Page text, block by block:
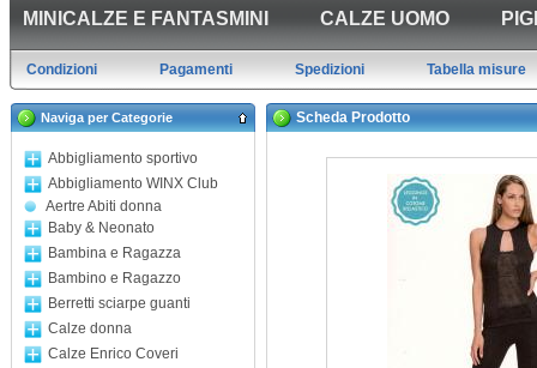
MINICALZE E FANTASMINI CALZE UOMO
Condizioni Pagamenti Spedizioni Tabella misure
Naviga per Categorie
Abbigliamento sportivo
Abbigliamento WINX Club
Aertre Abiti donna
Baby & Neonato
Bambina e Ragazza
Bambino e Ragazzo
Berretti sciarpe guanti
Calze donna
Calze Enrico Coveri
Scheda Prodotto